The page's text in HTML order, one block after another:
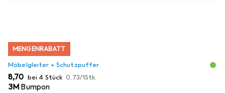
MENGENRABATT
Möbelgleiter + Schutzpuffer
EUR
8,70 bei 4 Stück EUR
0,73/1Stk.
3M Bumpon